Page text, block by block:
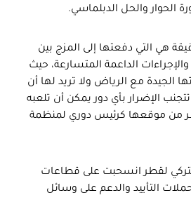
الحوار والحل الدبلماسي.
هي التي دفعتها إلى المزج بين
والإجراءات الداعمة المتسارعة، حيث
الجيدة مع الرياض ولا تريد لها أن
الإضرار بأي دور يمكن أن تلعبه
من موقعها كرئيس دوري لمنظمة
لقطر انسحبت على قطاعات
التأييد والدعم على وسائل